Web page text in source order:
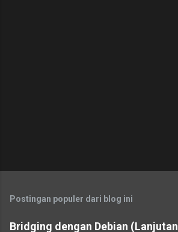
Postingan populer dari blog ini
Bridging dengan Debian (Lanjutan